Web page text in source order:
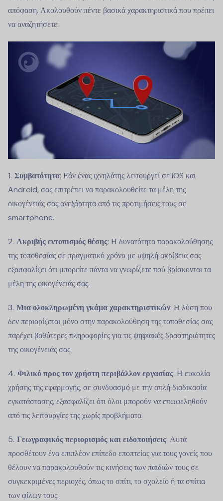
απόφαση. Ακολουθούν πέντε βασικά χαρακτηριστικά που πρέπει
να αναζητήσετε:
Συμβατότητα: Εάν ένας ιχνηλάτης λειτουργεί σε iOS και
Android, σας επιτρέπει να παρακολουθείτε τα μέλη της
οικογένειάς σας ανεξάρτητα από τις προτιμήσεις τους σε
smartphone.
Ακριβής εντοπισμός θέσης: Η δυνατότητα παρακολούθησης
της τοποθεσίας σε πραγματικό χρόνο με υψηλή ακρίβεια σας
εξασφαλίζει ότι μπορείτε πάντα να γνωρίζετε πού βρίσκονται τα
μέλη της οικογένειάς σας.
Μια ολοκληρωμένη γκάμα χαρακτηριστικών: Η λύση που
δεν περιορίζεται μόνο στην παρακολούθηση της τοποθεσίας σας
παρέχει βαθύτερες πληροφορίες για τις ψηφιακές δραστηριότητες
της οικογένειάς σας.
Φιλικό προς τον χρήστη περιβάλλον εργασίας: Η ευκολία
χρήσης της εφαρμογής, σε συνδυασμό με την απλή διαδικασία
εγκατάστασης, εξασφαλίζει ότι όλοι μπορούν να επωφεληθούν
από τις λειτουργίες της χωρίς προβλήματα.
Γεωγραφικός περιορισμός και ειδοποιήσεις: Αυτά
προσθέτουν ένα επιπλέον επίπεδο εποπτείας για τους γονείς που
θέλουν να παρακολουθούν τις κινήσεις των παιδιών τους σε
συγκεκριμένες περιοχές, όπως το σπίτι, το σχολείο ή τα σπίτια
των φίλων τους.